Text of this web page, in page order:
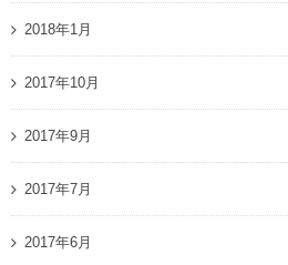
2018年1月
2017年10月
2017年9月
2017年7月
2017年6月